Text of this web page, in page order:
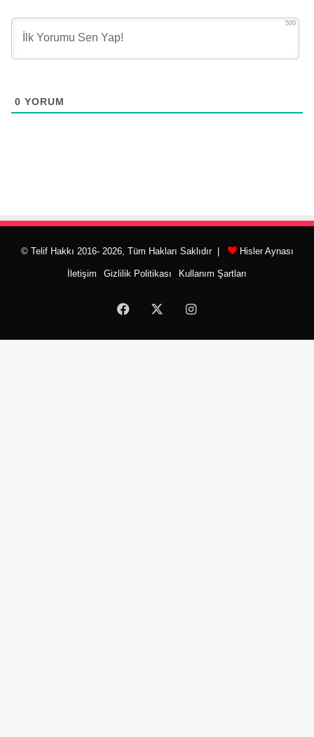
500
0 YORUM
© Telif Hakkı 2016- 2026, Tüm Hakları Saklıdır | Hisler Aynası
İletişim Gizlilik Politikası Kullanım Şartları
Facebook Instagram